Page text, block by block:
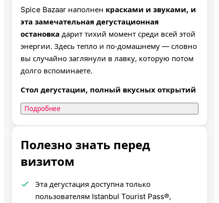
Spice Bazaar наполнен красками и звуками, и
эта замечательная дегустационная
остановка дарит тихий момент среди всей этой
энергии. Здесь тепло и по‑домашнему — словно
вы случайно заглянули в лавку, которую потом
долго вспоминаете.
Стол дегустации, полный вкусных открытий
Подробнее
Полезно знать перед
визитом
Эта дегустация доступна только
пользователям Istanbul Tourist Pass®,